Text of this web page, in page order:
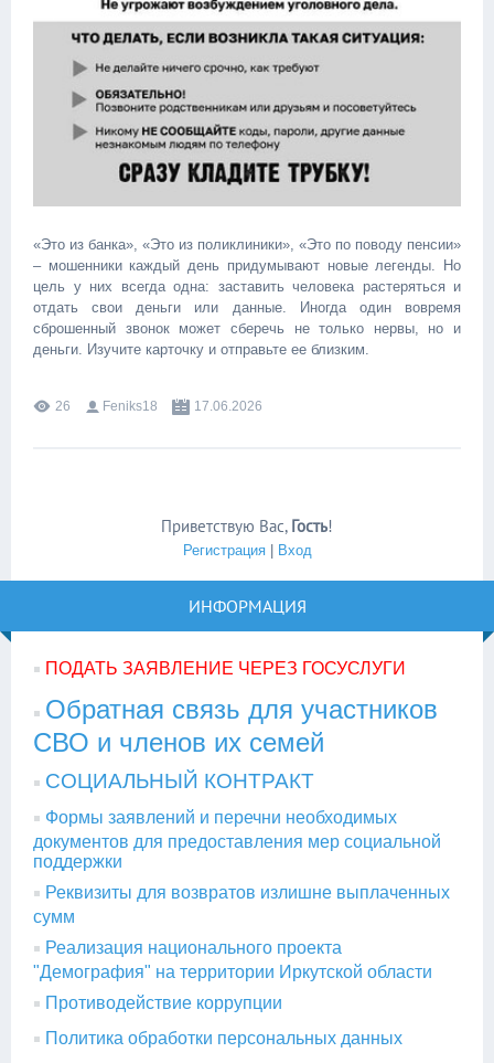
«Это из банка», «Это из поликлиники», «Это по поводу пенсии»
– мошенники каждый день придумывают новые легенды. Но
цель у них всегда одна: заставить человека растеряться и
отдать свои деньги или данные. Иногда один вовремя
сброшенный звонок может сберечь не только нервы, но и
деньги. Изучите карточку и отправьте ее близким.
26 Feniks18 17.06.2026
Приветствую Вас, Гость!
Регистрация| Вход
ИНФОРМАЦИЯ
ПОДАТЬ ЗАЯВЛЕНИЕ ЧЕРЕЗ ГОСУСЛУГИ
Обратная связь для участников
СВО и членов их семей
СОЦИАЛЬНЫЙ КОНТРАКТ
Формы заявлений и перечни необходимых
документов для предоставления мер социальной
поддержки
Реквизиты для возвратов излишне выплаченных
сумм
Реализация национального проекта
"Демография" на территории Иркутской области
Противодействие коррупции
Политика обработки персональных данных